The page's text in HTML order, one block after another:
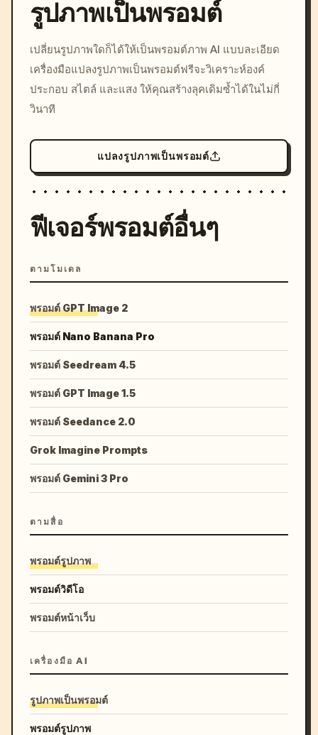
c, cyberpunk sunset, neon
colors, 8k --v 6.0
รูปภาพเป็นพรอมต์
เปลี่ยนรูปภาพใดก็ได้ให้เป็นพรอมต์ภาพ AI แบบละเอียด
เครื่องมือแปลงรูปภาพเป็นพรอมต์ฟรีจะวิเคราะห์องค์
ประกอบ สไตล์ และแสง ให้คุณสร้างลุคเดิมซ้ำได้ในไม่กี่
วินาที
แปลงรูปภาพเป็นพรอมต์
ฟีเจอร์พรอมต์อื่นๆ
ตามโมเดล
พรอมต์ GPT Image 2
พรอมต์ Nano Banana Pro
พรอมต์ Seedream 4.5
พรอมต์ GPT Image 1.5
พรอมต์ Seedance 2.0
Grok Imagine Prompts
พรอมต์ Gemini 3 Pro
ตามสื่อ
พรอมต์รูปภาพ
พรอมต์วิดีโอ
พรอมต์หน้าเว็บ
เครื่องมือ AI
รูปภาพเป็นพรอมต์
พรอมต์รูปภาพ